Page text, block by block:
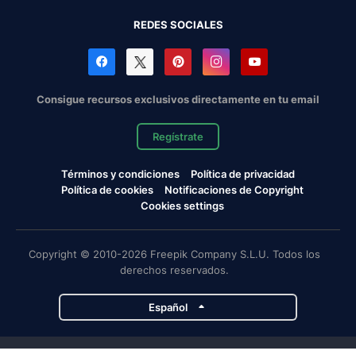
REDES SOCIALES
Consigue recursos exclusivos directamente en tu email
Regístrate
Términos y condiciones
Política de privacidad
Política de cookies
Notificaciones de Copyright
Cookies settings
Copyright © 2010-2026 Freepik Company S.L.U. Todos los
derechos reservados.
Español